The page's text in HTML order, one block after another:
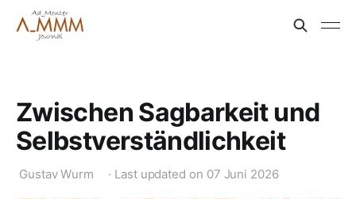
Zwischen Sagbarkeit und
Selbstverständlichkeit
Gustav Wurm · Last updated on 07 Juni 2026